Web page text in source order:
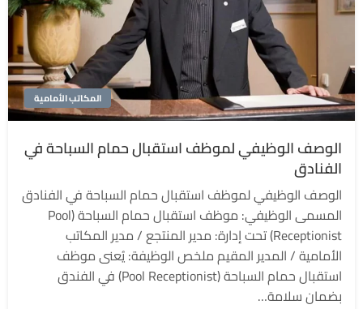
المكاتب الأمامية
الوصف الوظيفي لموظف استقبال حمام السباحة في
الفنادق
الوصف الوظيفي لموظف استقبال حمام السباحة في الفنادق
المسمى الوظيفي: موظف استقبال حمام السباحة (Pool
Receptionist) تحت إدارة: مدير المنتجع / مدير المكاتب
الأمامية / المدير المقيم ملخص الوظيفة: يُعنى موظف
استقبال حمام السباحة (Pool Receptionist) في الفندق
بضمان سلامة…